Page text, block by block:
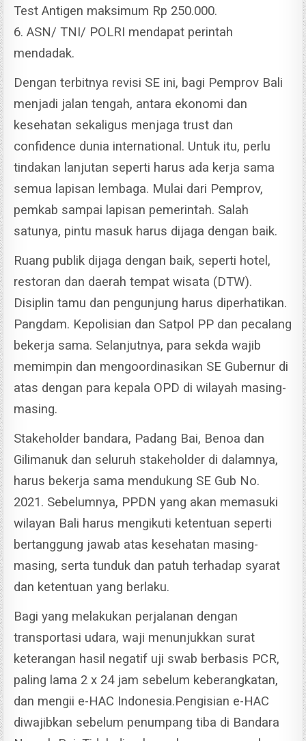
Test Antigen maksimum Rp 250.000.
6. ASN/ TNI/ POLRI mendapat perintah
mendadak.
Dengan terbitnya revisi SE ini, bagi Pemprov Bali
menjadi jalan tengah, antara ekonomi dan
kesehatan sekaligus menjaga trust dan
confidence dunia international. Untuk itu, perlu
tindakan lanjutan seperti harus ada kerja sama
semua lapisan lembaga. Mulai dari Pemprov,
pemkab sampai lapisan pemerintah. Salah
satunya, pintu masuk harus dijaga dengan baik.
Ruang publik dijaga dengan baik, seperti hotel,
restoran dan daerah tempat wisata (DTW).
Disiplin tamu dan pengunjung harus diperhatikan.
Pangdam. Kepolisian dan Satpol PP dan pecalang
bekerja sama. Selanjutnya, para sekda wajib
memimpin dan mengoordinasikan SE Gubernur di
atas dengan para kepala OPD di wilayah masing-
masing.
Stakeholder bandara, Padang Bai, Benoa dan
Gilimanuk dan seluruh stakeholder di dalamnya,
harus bekerja sama mendukung SE Gub No.
2021. Sebelumnya, PPDN yang akan memasuki
wilayan Bali harus mengikuti ketentuan seperti
bertanggung jawab atas kesehatan masing-
masing, serta tunduk dan patuh terhadap syarat
dan ketentuan yang berlaku.
Bagi yang melakukan perjalanan dengan
transportasi udara, waji menunjukkan surat
keterangan hasil negatif uji swab berbasis PCR,
paling lama 2 x 24 jam sebelum keberangkatan,
dan mengii e-HAC Indonesia.Pengisian e-HAC
diwajibkan sebelum penumpang tiba di Bandara